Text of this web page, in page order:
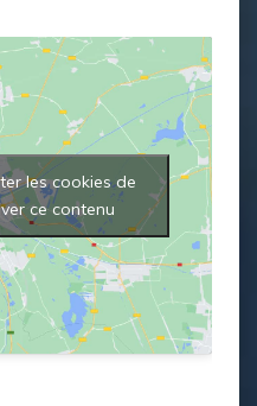
accueille 350
en bacs
de la Vente de
Contrôle
Personnes.